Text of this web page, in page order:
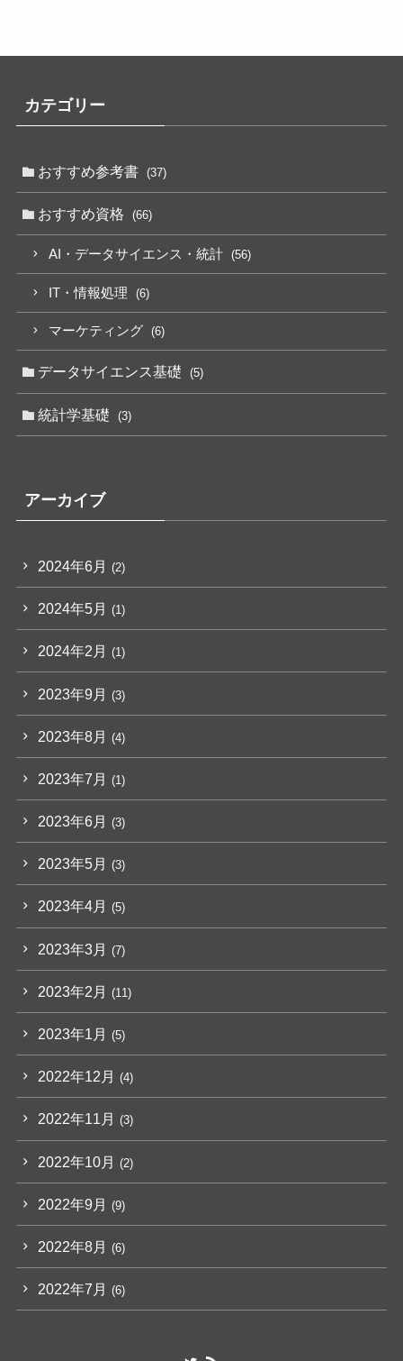
カテゴリー
おすすめ参考書 (37)
おすすめ資格 (66)
AI・データサイエンス・統計 (56)
IT・情報処理 (6)
マーケティング (6)
データサイエンス基礎 (5)
統計学基礎 (3)
アーカイブ
2024年6月 (2)
2024年5月 (1)
2024年2月 (1)
2023年9月 (3)
2023年8月 (4)
2023年7月 (1)
2023年6月 (3)
2023年5月 (3)
2023年4月 (5)
2023年3月 (7)
2023年2月 (11)
2023年1月 (5)
2022年12月 (4)
2022年11月 (3)
2022年10月 (2)
2022年9月 (9)
2022年8月 (6)
2022年7月 (6)